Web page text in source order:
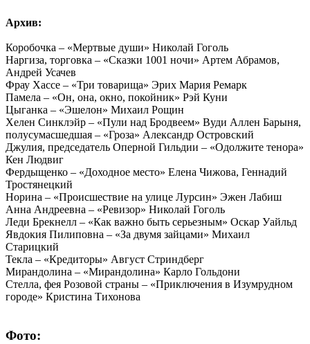
Архив:
Коробочка – «Мертвые души» Николай Гоголь
Наргиза, торговка – «Сказки 1001 ночи» Артем Абрамов,
Андрей Усачев
Фрау Хассе – «Три товарища» Эрих Мария Ремарк
Памела – «Он, она, окно, покойник» Рэй Куни
Цыганка – «Эшелон» Михаил Рощин
Хелен Синклэйр – «Пули над Бродвеем» Вуди Аллен Барыня,
полусумасшедшая – «Гроза» Александр Островский
Джулия, председатель Оперной Гильдии – «Одолжите тенора»
Кен Людвиг
Фердыщенко – «Доходное место» Елена Чижова, Геннадий
Тростянецкий
Норина – «Происшествие на улице Лурсин» Эжен Лабиш
Анна Андреевна – «Ревизор» Николай Гоголь
Леди Брекнелл – «Как важно быть серьезным» Оскар Уайльд
Явдокия Пилиповна – «За двумя зайцами» Михаил
Старицкий
Текла – «Кредиторы» Август Стриндберг
Мирандолина – «Мирандолина» Карло Гольдони
Стелла, фея Розовой страны – «Приключения в Изумрудном
городе» Кристина Тихонова
Фото: